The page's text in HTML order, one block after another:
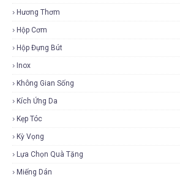
Hương Thơm
Hộp Cơm
Hộp Đựng Bút
Inox
Không Gian Sống
Kích Ứng Da
Kẹp Tóc
Kỳ Vọng
Lựa Chọn Quà Tặng
Miếng Dán